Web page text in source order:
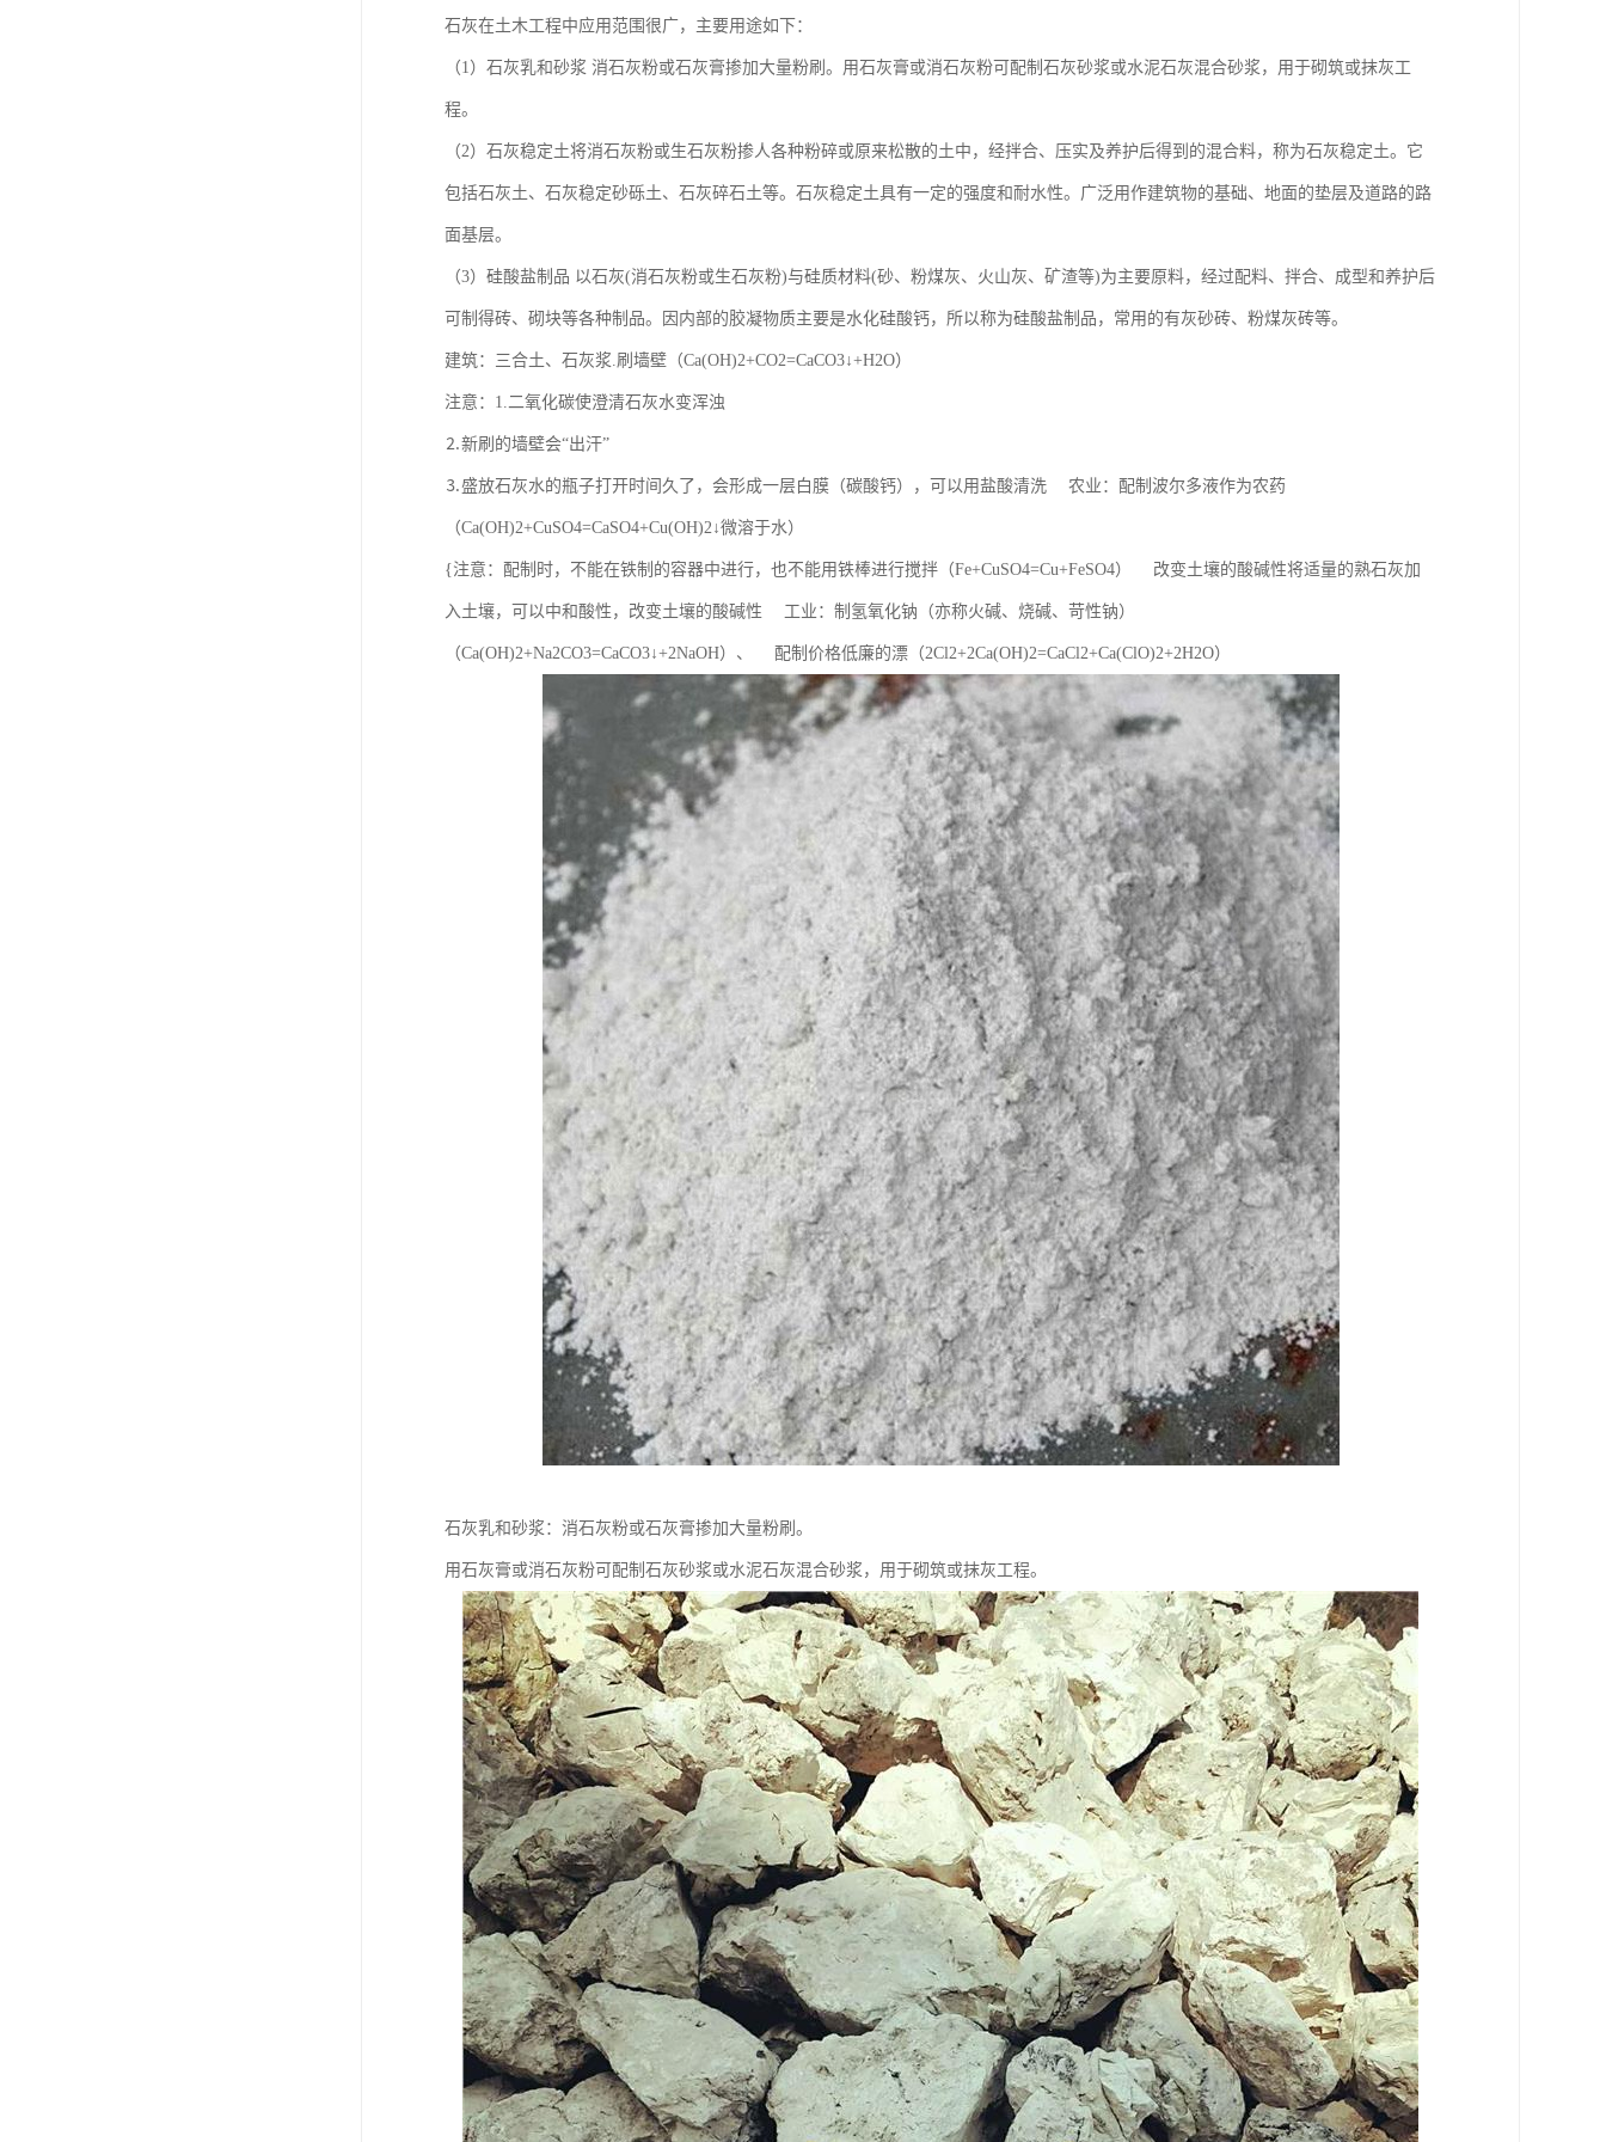
石灰在土木工程中应用范围很广，主要用途如下：
（1）石灰乳和砂浆 消石灰粉或石灰膏掺加大量粉刷。用石灰膏或消石灰粉可配制石灰砂浆或水泥石灰混合砂浆，用于砌筑或抹灰工
程。
（2）石灰稳定土将消石灰粉或生石灰粉掺人各种粉碎或原来松散的土中，经拌合、压实及养护后得到的混合料，称为石灰稳定土。它
包括石灰土、石灰稳定砂砾土、石灰碎石土等。石灰稳定土具有一定的强度和耐水性。广泛用作建筑物的基础、地面的垫层及道路的路
面基层。
（3）硅酸盐制品 以石灰(消石灰粉或生石灰粉)与硅质材料(砂、粉煤灰、火山灰、矿渣等)为主要原料，经过配料、拌合、成型和养护后
可制得砖、砌块等各种制品。因内部的胶凝物质主要是水化硅酸钙，所以称为硅酸盐制品，常用的有灰砂砖、粉煤灰砖等。
建筑：三合土、石灰浆.刷墙壁（Ca(OH)2+CO2=CaCO3↓+H2O）
注意：1.二氧化碳使澄清石灰水变浑浊
⒉新刷的墙壁会“出汗”
⒊盛放石灰水的瓶子打开时间久了，会形成一层白膜（碳酸钙），可以用盐酸清洗 农业：配制波尔多液作为农药
（Ca(OH)2+CuSO4=CaSO4+Cu(OH)2↓微溶于水）
{注意：配制时，不能在铁制的容器中进行，也不能用铁棒进行搅拌（Fe+CuSO4=Cu+FeSO4） 改变土壤的酸碱性将适量的熟石灰加
入土壤，可以中和酸性，改变土壤的酸碱性 工业：制氢氧化钠（亦称火碱、烧碱、苛性钠）
（Ca(OH)2+Na2CO3=CaCO3↓+2NaOH）、 配制价格低廉的漂（2Cl2+2Ca(OH)2=CaCl2+Ca(ClO)2+2H2O）
石灰乳和砂浆：消石灰粉或石灰膏掺加大量粉刷。
用石灰膏或消石灰粉可配制石灰砂浆或水泥石灰混合砂浆，用于砌筑或抹灰工程。